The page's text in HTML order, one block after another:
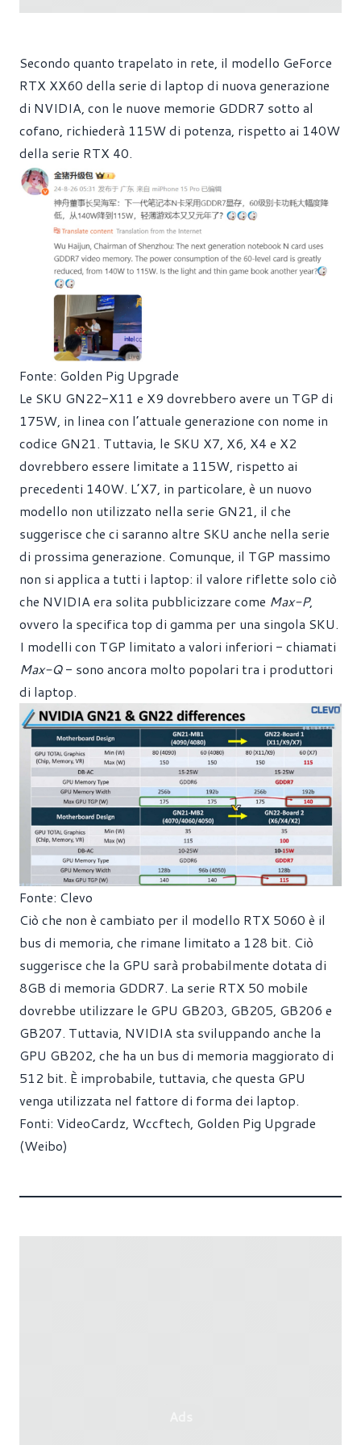
Secondo quanto trapelato in rete, il modello GeForce
RTX XX60 della serie di laptop di nuova generazione
di NVIDIA, con le nuove memorie GDDR7 sotto al
cofano, richiederà 115W di potenza, rispetto ai 140W
della serie RTX 40.
Fonte: Golden Pig Upgrade
Le SKU GN22-X11 e X9 dovrebbero avere un TGP di
175W, in linea con l’attuale generazione con nome in
codice GN21. Tuttavia, le SKU X7, X6, X4 e X2
dovrebbero essere limitate a 115W, rispetto ai
precedenti 140W. L’X7, in particolare, è un nuovo
modello non utilizzato nella serie GN21, il che
suggerisce che ci saranno altre SKU anche nella serie
di prossima generazione. Comunque, il TGP massimo
non si applica a tutti i laptop: il valore riflette solo ciò
che NVIDIA era solita pubblicizzare come Max-P,
ovvero la specifica top di gamma per una singola SKU.
I modelli con TGP limitato a valori inferiori - chiamati
Max-Q- sono ancora molto popolari tra i produttori
di laptop.
Fonte: Clevo
Ciò che non è cambiato per il modello RTX 5060 è il
bus di memoria, che rimane limitato a 128 bit. Ciò
suggerisce che la GPU sarà probabilmente dotata di
8GB di memoria GDDR7. La serie RTX 50 mobile
dovrebbe utilizzare le GPU GB203, GB205, GB206 e
GB207. Tuttavia, NVIDIA sta sviluppando anche la
GPU GB202, che ha un bus di memoria maggiorato di
512 bit. È improbabile, tuttavia, che questa GPU
venga utilizzata nel fattore di forma dei laptop.
Fonti: VideoCardz, Wccftech, Golden Pig Upgrade
(Weibo)